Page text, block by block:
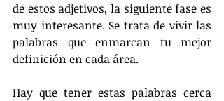
de estos adjetivos, la siguiente fase es
muy interesante. Se trata de vivir las
palabras que enmarcan tu mejor
definición en cada área.
Hay que tener estas palabras cerca